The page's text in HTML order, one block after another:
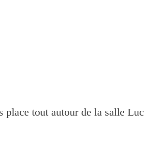
place tout autour de la salle Luc